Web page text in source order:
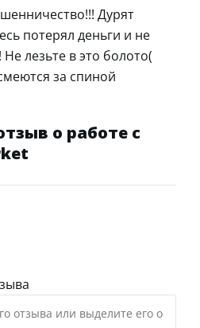
Дурят
потерял деньги и не
лезьте в это болото(
за спиной
о работе с